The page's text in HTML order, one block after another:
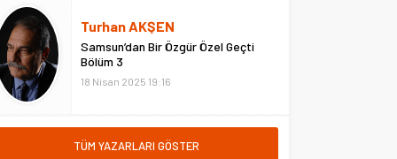
Festivalin açılış törenine Vali
Seddar Yavuz, Kültür ve Turizm...
Turhan AKŞEN
Samsun’dan Bir Özgür Özel Geçti
Bölüm 3
18 Nisan 2025 19:16
TÜM YAZARLARI GÖSTER